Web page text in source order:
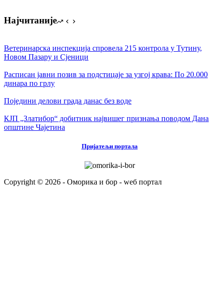
Најчитаније
Ветеринарска инспекција спровела 215 контрола у Тутину,
Новом Пазару и Сјеници
Расписан јавни позив за подстицаје за узгој крава: По 20.000
динара по грлу
Поједини делови града данас без воде
КЈП „Златибор“ добитник највишег признања поводом Дана
општине Чајетина
Пријатељи портала
Copyright © 2026 - Оморика и бор - wеб портал